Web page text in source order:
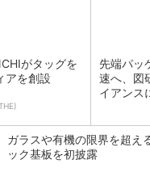
がタッグを
アを創設
先端パッ
速へ、図
イアンス
ガラスや有機の限界を超
ック基板を初披露